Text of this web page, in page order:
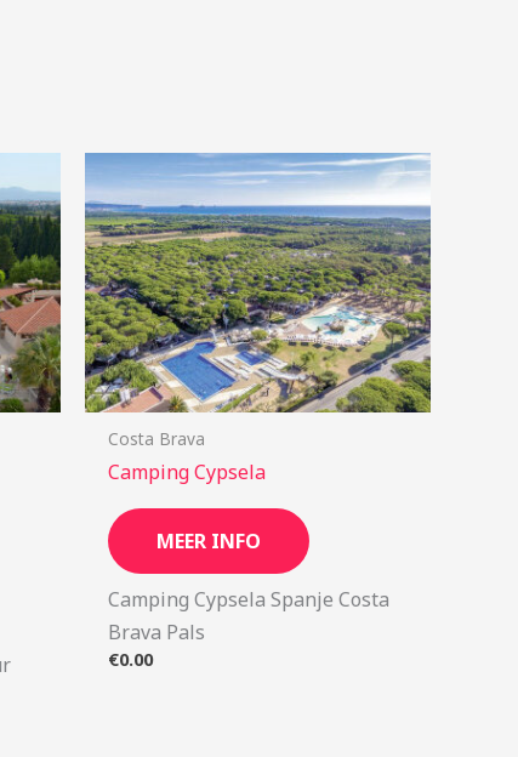
Costa Brava
Camping Cypsela
MEER INFO
Camping Cypsela Spanje Costa
Brava Pals
€0.00